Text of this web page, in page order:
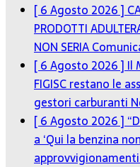
[ 6 Agosto 2026 ]
PRODOTTI
NON SERIA
[ 6 Agosto 2026 ] Il
FIGISC restano le
gestori carburanti
[ 6 Agosto 2026 ]
a ‘Qui la benzina